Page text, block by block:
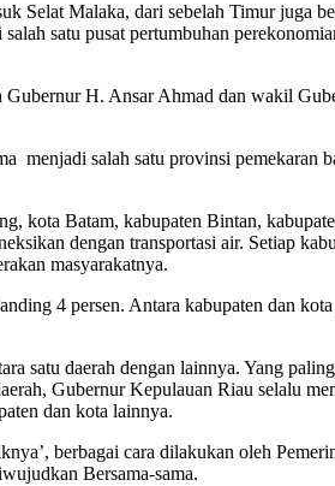
Selat Malaka, dari sebelah Timur juga
satu pusat pertumbuhan
Gubernur H. Ansar Ahmad dan wakil
menjadi salah satu provinsi
kota Batam, kabupaten Bintan,
dengan transportasi air. Setiap
masyarakatnya.
4 persen. Antara kabupaten dan
satu daerah dengan lainnya. Yang
Gubernur Kepulauan Riau selalu
dan kota lainnya.
berbagai cara dilakukan oleh
Bersama-sama.